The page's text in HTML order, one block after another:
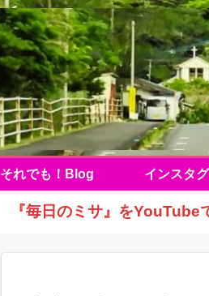
それでも！Blog インスタ
『毎日のミサ』をYouTube